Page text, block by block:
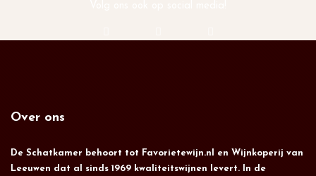
Over ons
De Schatkamer behoort tot Favorietewijn.nl en Wijnkoperij van
Leeuwen dat al sinds 1969 kwaliteitswijnen levert. In de